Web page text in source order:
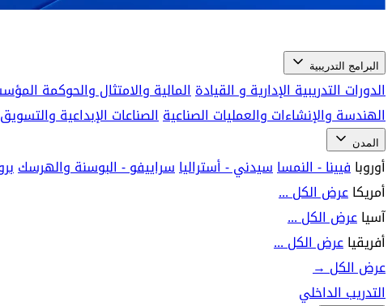
البرامج التدريبية
الدورات التدريبية الإدارية و القيادةالمالية والامتثال والحوكمة
الهندسة والإنشاءات والعمليات الصناعيةالصناعات الإبداعية
المدن
أوروبافيينا - النمساسيدني - أسترالياسراييفو - البوسنة والهرسك
أمريكاعرض الكل ...
آسياعرض الكل ...
أفريقياعرض الكل ...
عرض الكل→
التدريب الداخلي